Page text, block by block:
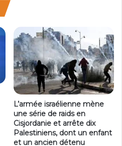
L’armée israélienne mène
une série de raids en
Cisjordanie et arrête dix
Palestiniens, dont un enfant
et un ancien détenu